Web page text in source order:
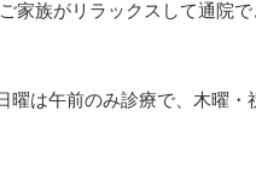
家族がリラックスして通院
は午前のみ診療で、木曜・